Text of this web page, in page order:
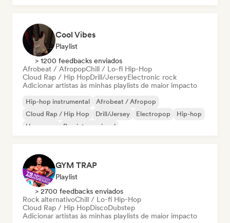
Cool Vibes
Playlist
> 1200 feedbacks enviados
Afrobeat / AfropopChill / Lo-fi Hip-Hop
Cloud Rap / Hip HopDrill/JerseyElectronic rock
Adicionar artistas às minhas playlists de maior impacto
Hip-hop instrumental
Afrobeat / Afropop
Cloud Rap / Hip Hop
Drill/Jersey Electropop
Hip-hop
Hyperpop
Rap internacional
GYM TRAP
Playlist
> 2700 feedbacks enviados
Rock alternativoChill / Lo-fi Hip-Hop
Cloud Rap / Hip HopDiscoDubstep
Adicionar artistas às minhas playlists de maior impacto